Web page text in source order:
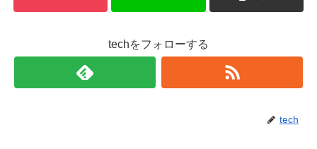
techをフォローする
tech